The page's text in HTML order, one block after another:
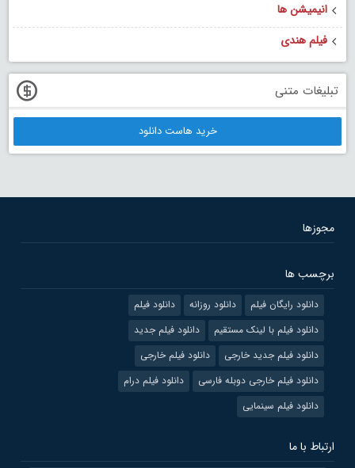
انیمیشن ها
فیلم هندی
تبلیغات متنی
خرید هاست دانلود
مجوزها
برچسب ها
دانلود رایگان فیلم دانلود روزانه
دانلود فیلم
دانلود فیلم با لینک مستقیم
دانلود فیلم جدید
دانلود فیلم جدید خارجی
دانلود فیلم خارجی
دانلود فیلم خارجی دوبله فارسی
دانلود فیلم درام
دانلود فیلم سینمایی
ارتباط با ما